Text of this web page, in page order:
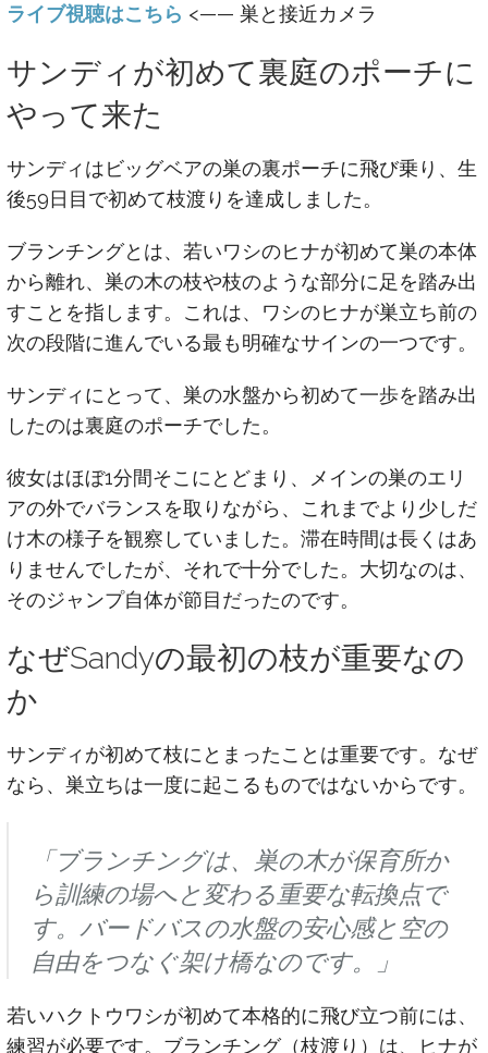
ライブ視聴はこちら <—— 巣と接近カメラ
サンディが初めて裏庭のポーチに
やって来た
サンディはビッグベアの巣の裏ポーチに飛び乗り、生
後59日目で初めて枝渡りを達成しました。
ブランチングとは、若いワシのヒナが初めて巣の本体
から離れ、巣の木の枝や枝のような部分に足を踏み出
すことを指します。これは、ワシのヒナが巣立ち前の
次の段階に進んでいる最も明確なサインの一つです。
サンディにとって、巣の水盤から初めて一歩を踏み出
したのは裏庭のポーチでした。
彼女はほぼ1分間そこにとどまり、メインの巣のエリ
アの外でバランスを取りながら、これまでより少しだ
け木の様子を観察していました。滞在時間は長くはあ
りませんでしたが、それで十分でした。大切なのは、
そのジャンプ自体が節目だったのです。
なぜSandyの最初の枝が重要なの
か
サンディが初めて枝にとまったことは重要です。なぜ
なら、巣立ちは一度に起こるものではないからです。
「ブランチングは、巣の木が保育所か
ら訓練の場へと変わる重要な転換点で
す。バードバスの水盤の安心感と空の
自由をつなぐ架け橋なのです。」
若いハクトウワシが初めて本格的に飛び立つ前には、
練習が必要です。ブランチング（枝渡り）は、ヒナが